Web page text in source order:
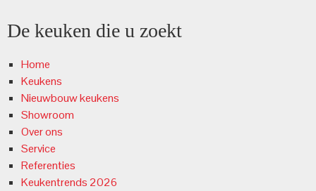
De keuken die u zoekt
Home
Keukens
Nieuwbouw keukens
Showroom
Over ons
Service
Referenties
Keukentrends 2026